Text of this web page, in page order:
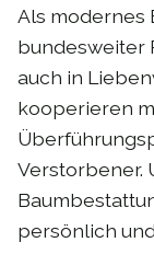
Als modernes
bundesweiter
auch in
kooperieren
Verstorbener.
persönlich